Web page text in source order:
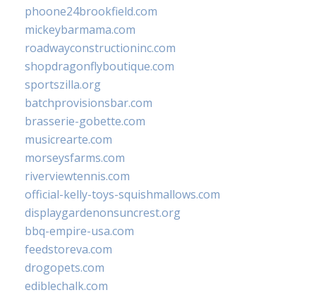
phoone24brookfield.com
mickeybarmama.com
roadwayconstructioninc.com
shopdragonflyboutique.com
sportszilla.org
batchprovisionsbar.com
brasserie-gobette.com
musicrearte.com
morseysfarms.com
riverviewtennis.com
official-kelly-toys-squishmallows.com
displaygardenonsuncrest.org
bbq-empire-usa.com
feedstoreva.com
drogopets.com
ediblechalk.com